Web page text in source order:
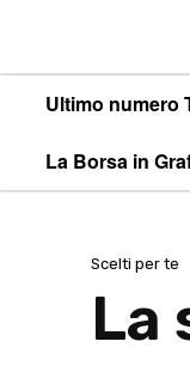
Ultimo numero
La Borsa in
Scelti per te
La